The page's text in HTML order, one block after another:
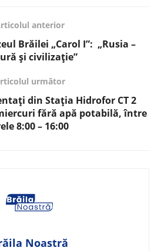
anterior
Brăilei „Carol I”: „Rusia –
și civilizație”
următor
din Stația Hidrofor CT 2
fără apă potabilă, între
8:00 – 16:00
Noastră